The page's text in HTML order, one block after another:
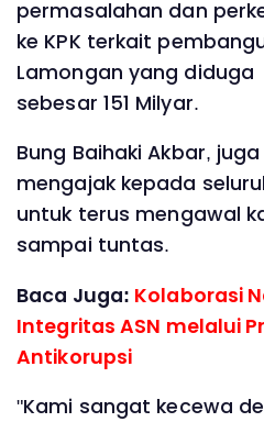
permasalahan dan
ke KPK terkait
Lamongan yang
sebesar 151 Milyar.
Bung Baihaki Akbar,
mengajak kepada
untuk terus mengawal
sampai tuntas.
Baca Juga: Kolaborasi
Integritas ASN melalui
Antikorupsi
"Kami sangat kecewa